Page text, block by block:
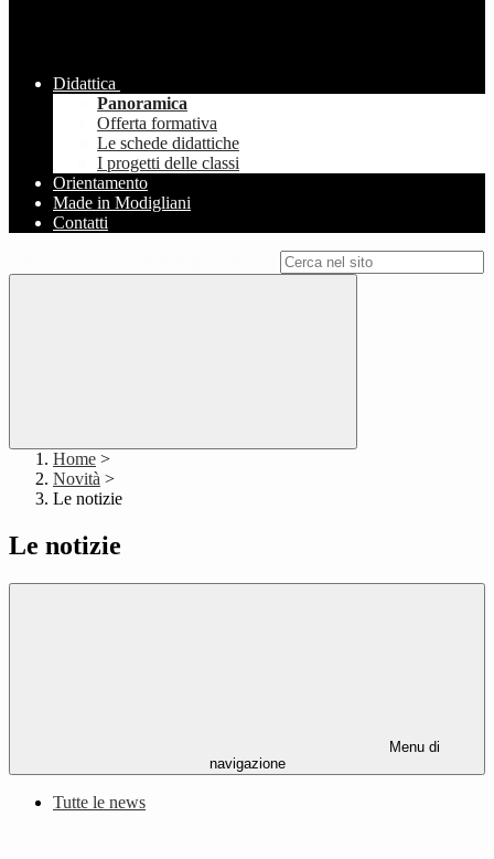
Didattica
Panoramica
Offerta formativa
Le schede didattiche
I progetti delle classi
Orientamento
Made in Modigliani
Contatti
Home >
Novità >
Le notizie
Le notizie
Menu di
navigazione
Tutte le news